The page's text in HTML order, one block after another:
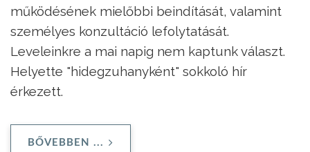
működésének mielőbbi beindítását, valamint
személyes konzultáció lefolytatását.
Leveleinkre a mai napig nem kaptunk választ.
Helyette "hidegzuhanyként" sokkoló hír
érkezett.
BŐVEBBEN ...